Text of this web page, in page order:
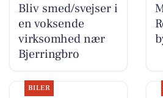
Bliv smed/svejser i
en voksende
virksomhed nær
Bjerringbro
BILER